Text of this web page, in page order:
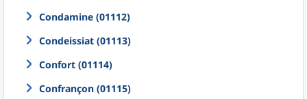
Condamine (01112)
Condeissiat (01113)
Confort (01114)
Confrançon (01115)